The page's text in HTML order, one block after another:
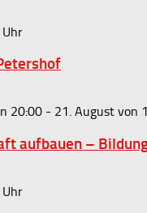
20:00 - 21. August von
aufbauen –